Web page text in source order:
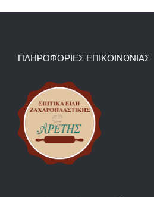
ΠΛΗΡΟΦΟΡΙΕΣ ΕΠΙΚΟΙΝΩΝΙΑΣ